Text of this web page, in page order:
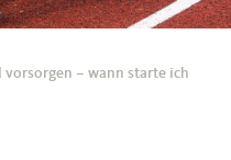
vorsorgen – wann starte ich